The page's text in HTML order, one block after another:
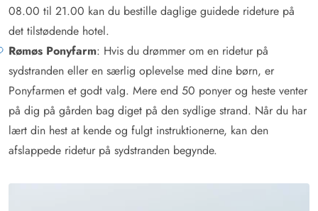
08.00 til 21.00 kan du bestille daglige guidede rideture på
det tilstødende hotel.
Rømøs Ponyfarm: Hvis du drømmer om en ridetur på
sydstranden eller en særlig oplevelse med dine børn, er
Ponyfarmen et godt valg. Mere end 50 ponyer og heste venter
på dig på gården bag diget på den sydlige strand. Når du har
lært din hest at kende og fulgt instruktionerne, kan den
afslappede ridetur på sydstranden begynde.